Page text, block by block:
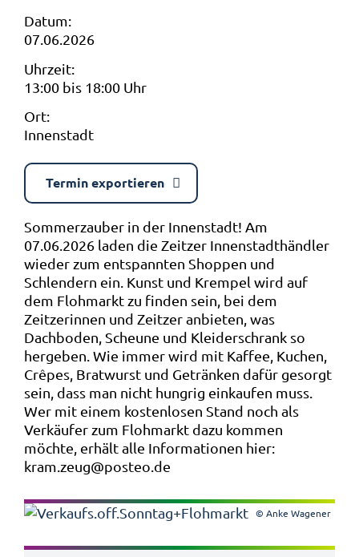
Datum:
07.06.2026
Uhrzeit:
13:00 bis 18:00 Uhr
Ort:
Innenstadt
Termin exportieren
Sommerzauber in der Innenstadt! Am
07.06.2026 laden die Zeitzer Innenstadthändler
wieder zum entspannten Shoppen und
Schlendern ein. Kunst und Krempel wird auf
dem Flohmarkt zu finden sein, bei dem
Zeitzerinnen und Zeitzer anbieten, was
Dachboden, Scheune und Kleiderschrank so
hergeben. Wie immer wird mit Kaffee, Kuchen,
Crêpes, Bratwurst und Getränken dafür gesorgt
sein, dass man nicht hungrig einkaufen muss.
Wer mit einem kostenlosen Stand noch als
Verkäufer zum Flohmarkt dazu kommen
möchte, erhält alle Informationen hier:
kram.zeug@posteo.de
© Anke Wagener